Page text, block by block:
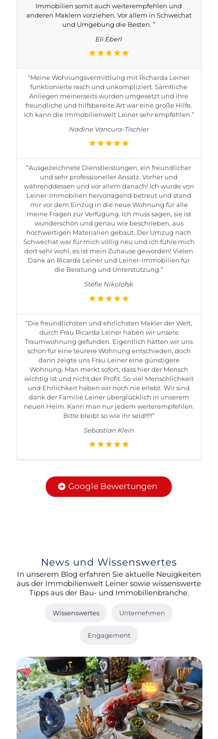
Immobilien somit auch weiterempfehlen und
anderen Maklern vorziehen. Vor allem in Schwechat
und Umgebung die Besten. ”
Eli Eberl
“Meine Wohnungsvermittlung mit Richarda Leiner
funktionierte rasch und unkompliziert. Sämtliche
Anliegen meinerseits wurden umgesetzt und ihre
freundliche und hilfsbereite Art war eine große Hilfe.
Ich kann die Immobilienwelt Leiner sehr empfehlen.”
Nadine Vancura-Tischler
“Ausgezeichnete Dienstleistungen, ein freundlicher
und sehr professioneller Ansatz. Vorher und
währenddessen und vor allem danach! Ich wurde von
Leiner-Immobilien hervorragend betreut und stand
mir vor dem Einzug in die neue Wohnung für alle
meine Fragen zur Verfügung. Ich muss sagen, sie ist
wunderschön und genau wie beschrieben, aus
hochwertigen Materialien gebaut. Der Umzug nach
Schwechat war für mich völlig neu und ich fühle mich
dort sehr wohl, es ist mein Zuhause geworden! Vielen
Dank an Ricarda Leiner und Leiner-Immobilien für
die Beratung und Unterstützung.”
Stefie Nikolofsk
“Die freundlichsten und ehrlichsten Makler der Welt,
durch Frau Ricarda Leiner haben wir unsere
Traumwohnung gefunden. Eigentlich hätten wir uns
schon für eine teurere Wohnung entschieden, doch
dann zeigte uns Frau Leiner eine günstigere
Wohnung. Man merkt sofort, dass hier der Mensch
wichtig ist und nicht der Profit. So viel Menschlichkeit
und Ehrlichkeit haben wir noch nie erlebt. Wir sind
dank der Familie Leiner überglücklich in unserem
neuen Heim. Kann man nur jedem weiterempfehlen.
Bitte bleibt so wie ihr seid!!!!!”
Sebastian Klein
Google Bewertungen
News und Wissenswertes
In unserem Blog erfahren Sie aktuelle Neuigkeiten
aus der Immobilienwelt Leiner sowie wissenswerte
Tipps aus der Bau- und Immobilienbranche.
Wissenswertes Unternehmen
Engagement